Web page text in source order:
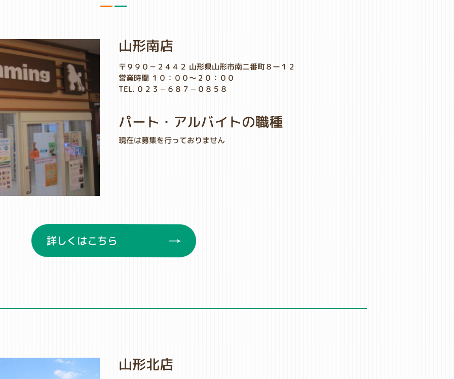
山形南店
〒９９０－２４４２ 山形県山形市南二番町８ー１２
営業時間 １０：００～２０：００
TEL. ０２３－６８７－０８５８
パート・アルバイトの職種
現在は募集を行っておりません
詳しくはこちら
山形北店